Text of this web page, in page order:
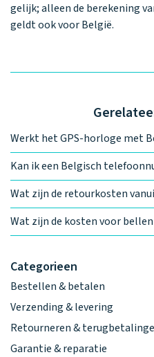
Categorieen
Bestellen & betalen
Verzending & levering
Retourneren &
Garantie & reparatie
gelijk; alleen de berekening
geldt ook voor België.
Werkt het GPS-horloge met
Kan ik een Belgisch
Wat zijn de retourkosten
Wat zijn de kosten voor